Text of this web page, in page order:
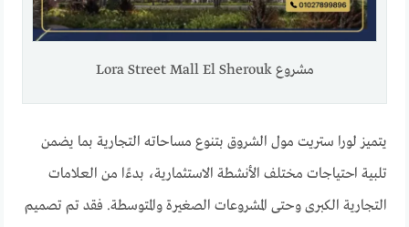
مشروع Lora Street Mall El Sherouk
يتميز لورا ستريت مول الشروق بتنوع مساحاته التجارية بما يضمن
تلبية احتياجات مختلف الأنشطة الاستثمارية، بدءًا من العلامات
التجارية الكبرى وحتى المشروعات الصغيرة والمتوسطة. فقد تم تصميم